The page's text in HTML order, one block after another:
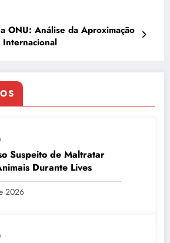
ONU: Análise da Aproximação
Internacional
Suspeito de Maltratar
Durante Lives
2026